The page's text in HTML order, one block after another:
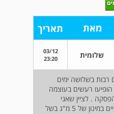
מאת תאריך
שלומית
03/12
23:20
רבות בשלושה ימים
רעשים בעוצמה
. לציין שאני
מטופלת בפרדניזון מזה שנתיים במינון של 5 מ"ג בשל